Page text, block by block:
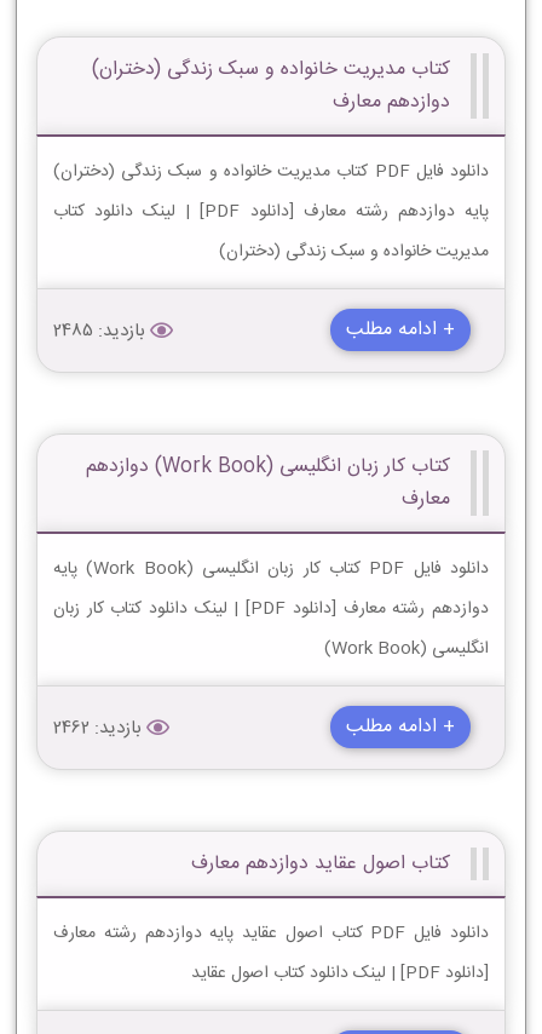
کتاب مدیریت خانواده و سبک زندگی (دختران)
دوازدهم معارف
دانلود فایل PDF کتاب مدیریت خانواده و سبک زندگی (دختران)
پایه دوازدهم رشته معارف [دانلود PDF] | لینک دانلود کتاب
مدیریت خانواده و سبک زندگی (دختران)
+ ادامه مطلب بازدید: 2485
کتاب کار زبان انگليسی (Work Book) دوازدهم
معارف
دانلود فایل PDF کتاب کار زبان انگليسی (Work Book) پایه
دوازدهم رشته معارف [دانلود PDF] | لینک دانلود کتاب کار زبان
انگليسی (Work Book)
+ ادامه مطلب بازدید: 2462
کتاب اصول عقاید دوازدهم معارف
دانلود فایل PDF کتاب اصول عقاید پایه دوازدهم رشته معارف
[دانلود PDF] | لینک دانلود کتاب اصول عقاید